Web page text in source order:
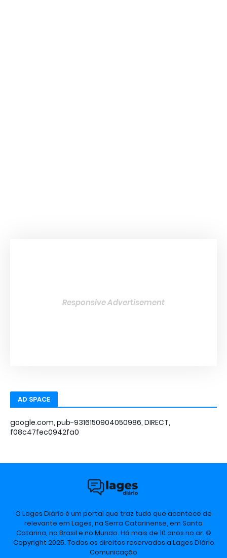
Responsive Advertisement
AD SPACE
google.com, pub-9316150904050986, DIRECT,
f08c47fec0942fa0
O Lages Diário é um portal que traz tudo que acontece de
relevante em Lages, na Serra Catarinense, em Santa
Catarina, no Brasil e no Mundo. Há mais de 10 anos no ar. ©
Copyright 2025. Todos os direitos reservados a Lages Diário
Comunicação